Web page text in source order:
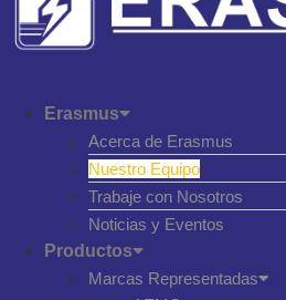
Erasmus
Acerca de Erasmus
Nuestro Equipo
Trabaje con Nosotros
Noticias y Eventos
Productos
Marcas Representadas